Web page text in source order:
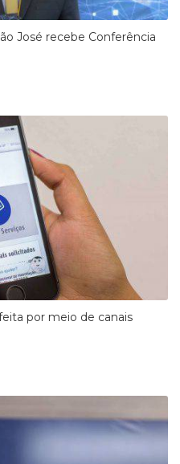
José recebe Conferência
por meio de canais